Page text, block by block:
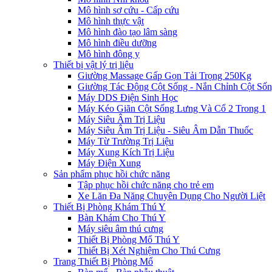
Mô hình sơ cứu - Cấp cứu
Mô hình thực vật
Mô hình đào tạo lâm sàng
Mô hình điều dưỡng
Mô hình đông y
Thiết bị vật lý trị liệu
Giường Massage Gấp Gọn Tải Trọng 250Kg
Giường Tác Động Cột Sống - Nắn Chỉnh Cột
Máy DDS Điện Sinh Học
Máy Kéo Giãn Cột Sống Lưng Và Cổ 2 Trong 1
Máy Siêu Âm Trị Liệu
Máy Siêu Âm Trị Liệu - Siêu Âm Dẫn Thuốc
Máy Từ Trường Trị Liệu
Máy Xung Kích Trị Liệu
Máy Điện Xung
Sản phẩm phục hồi chức năng
Tập phục hồi chức năng cho trẻ em
Xe Lăn Đa Năng Chuyên Dụng Cho Người Liệt
Thiết Bị Phòng Khám Thú Y
Bàn Khám Cho Thú Y
Máy siêu âm thú cưng
Thiết Bị Phòng Mổ Thú Y
Thiết Bị Xét Nghiệm Cho Thú Cưng
Trang Thiết Bị Phòng Mổ